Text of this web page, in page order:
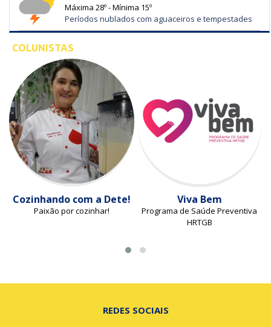
Máxima 28º - Mínima 15º
Períodos nublados com aguaceiros e tempestades
COLUNISTAS
Cozinhando com a Dete!
Paixão por cozinhar!
Viva Bem
Programa de Saúde Preventiva
HRTGB
REDES SOCIAIS